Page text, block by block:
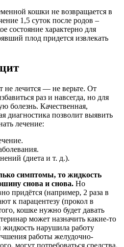
кошки не возвращается в
1,5 суток после родов –
состояние характерно для
плод придется извлекать
не лечится — не верьте. От
раз и навсегда, но для
болезнь. Качественная,
диагностика позволит выявить
лечение:
(диета и т. д.).
симптомы, то жидкость
снова и снова. Но
придётся (например, 2 раза в
к парацентезу (прокол в
кошке нужно будет давать
может назначить какие-то
нарушила работу
работы желудочно-
могут потребоваться средства,